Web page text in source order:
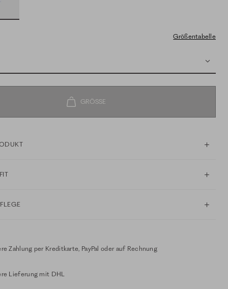
Größentabelle
Zahlung per Kreditkarte, PayPal oder auf Rechnung
Lieferung mit DHL